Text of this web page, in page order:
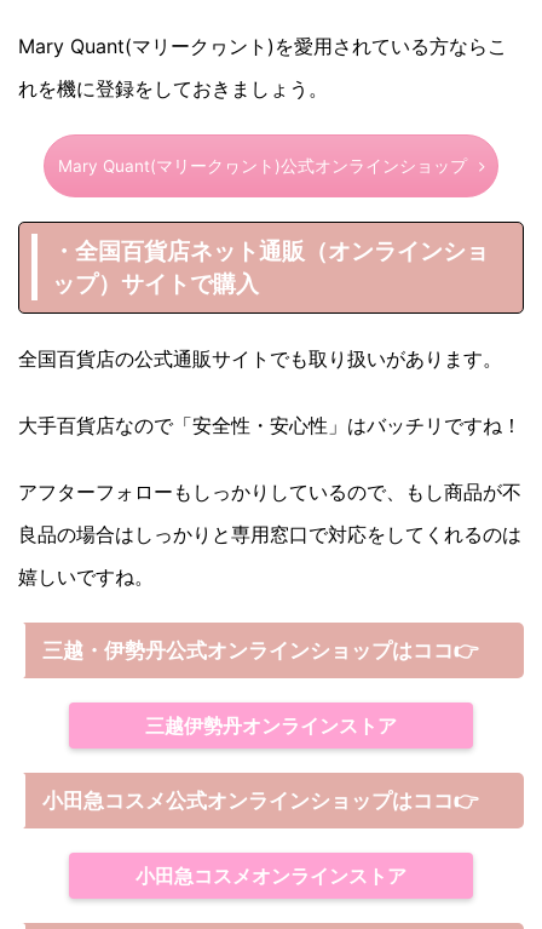
Mary Quant(マリークヮント)を愛用されている方ならこ
れを機に登録をしておきましょう。
Mary Quant(マリークヮント)公式オンラインショップ
・全国百貨店ネット通販（オンラインショ
ップ）サイトで購入
全国百貨店の公式通販サイトでも取り扱いがあります。
大手百貨店なので「安全性・安心性」はバッチリですね！
アフターフォローもしっかりしているので、もし商品が不
良品の場合はしっかりと専用窓口で対応をしてくれるのは
嬉しいですね。
三越・伊勢丹公式オンラインショップはココ👉
三越伊勢丹オンラインストア
小田急コスメ公式オンラインショップはココ👉
小田急コスメオンラインストア